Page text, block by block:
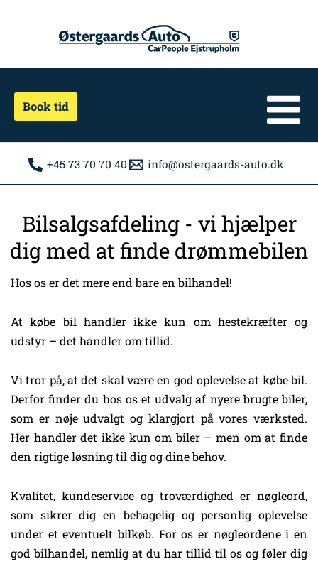
Book tid
+45 73 70 70 40 info@ostergaards-auto.dk
Bilsalgsafdeling - vi hjælper
dig med at finde drømmebilen
Hos os er det mere end bare en bilhandel!
At købe bil handler ikke kun om hestekræfter og
udstyr – det handler om tillid.
Vi tror på, at det skal være en god oplevelse at købe bil.
Derfor finder du hos os et udvalg af nyere brugte biler,
som er nøje udvalgt og klargjort på vores værksted.
Her handler det ikke kun om biler – men om at finde
den rigtige løsning til dig og dine behov.
Kvalitet, kundeservice og troværdighed er nøgleord,
som sikrer dig en behagelig og personlig oplevelse
under et eventuelt bilkøb. For os er nøgleordene i en
god bilhandel, nemlig at du har tillid til os og føler dig